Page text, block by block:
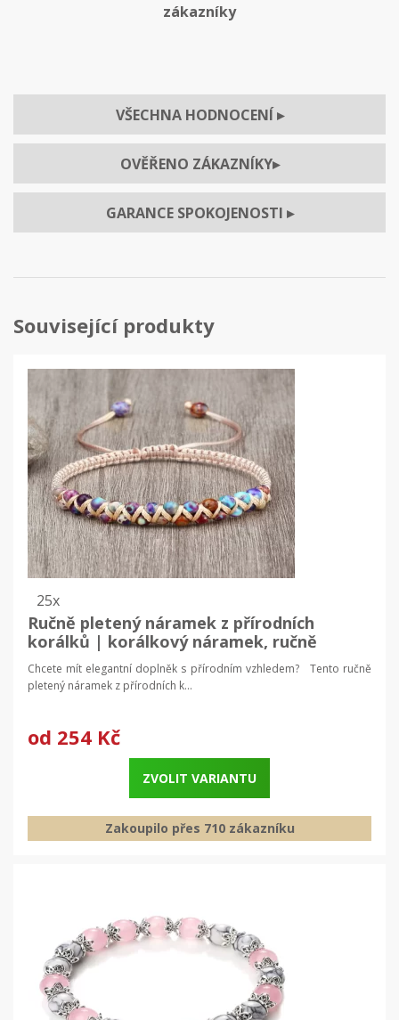
zákazníky
VŠECHNA HODNOCENÍ▸
OVĚŘENO ZÁKAZNÍKY▸
GARANCE SPOKOJENOSTI ▸
Související produkty
25x
Ručně pletený náramek z přírodních
korálků | korálkový náramek, ručně
vyráběný šperk
Chcete mít elegantní doplněk s přírodním vzhledem? Tento ručně
pletený náramek z přírodních k...
od 254 Kč
ZVOLIT VARIANTU
Zakoupilo přes 710 zákazníku